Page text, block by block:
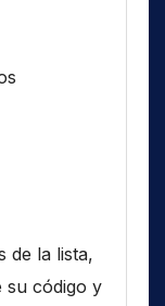
de la lista,
su código y